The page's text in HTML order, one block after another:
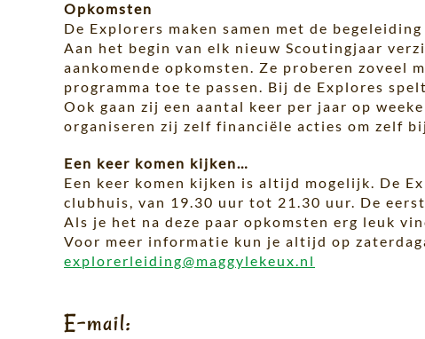
Opkomsten
De Explorers maken samen met de
Aan het begin van elk nieuw Scoutingjaar
aankomende opkomsten. Ze proberen zoveel
programma toe te passen. Bij de Explores
Ook gaan zij een aantal keer per jaar op
organiseren zij zelf financiële acties om zelf
Een keer komen kijken…
Een keer komen kijken is altijd mogelijk. De
clubhuis, van 19.30 uur tot 21.30 uur. De
Als je het na deze paar opkomsten erg leuk
Voor meer informatie kun je altijd op
explorerleiding@maggylekeux.nl
E-mail: